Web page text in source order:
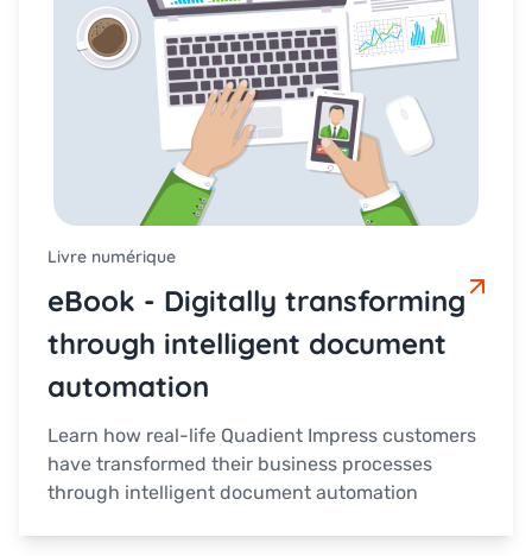
Livre numérique
eBook - Digitally transforming
through intelligent document
automation
Learn how real-life Quadient Impress customers
have transformed their business processes
through intelligent document automation